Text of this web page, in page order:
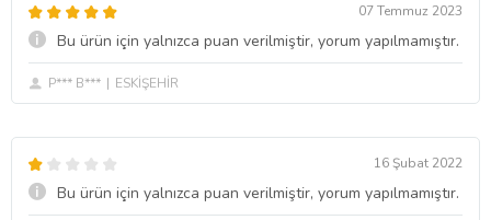
07 Temmuz 2023
Bu ürün için yalnızca puan verilmiştir, yorum yapılmamıştır.
P*** B*** ESKİŞEHİR
16 Şubat 2022
Bu ürün için yalnızca puan verilmiştir, yorum yapılmamıştır.